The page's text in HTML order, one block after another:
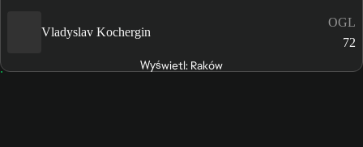
Vladyslav Kochergin
OGL
72
Wyświetl: Raków